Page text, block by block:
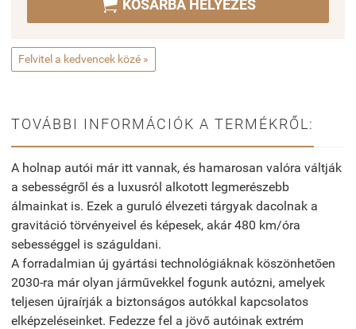
KOSÁRBA HELYEZÉS
Felvitel a kedvencek közé »
TOVÁBBI INFORMÁCIÓK A TERMÉKRŐL:
A holnap autói már itt vannak, és hamarosan valóra váltják
a sebességről és a luxusról alkotott legmerészebb
álmainkat is. Ezek a guruló élvezeti tárgyak dacolnak a
gravitáció törvényeivel és képesek, akár 480 km/óra
sebességgel is száguldani.
A forradalmian új gyártási technológiáknak köszönhetően
2030-ra már olyan járművekkel fogunk autózni, amelyek
teljesen újraírják a biztonságos autókkal kapcsolatos
elképzeléseinket. Fedezze fel a jövő autóinak extrém